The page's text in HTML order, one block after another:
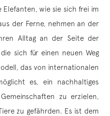
wie sie sich frei im
der Ferne, nehmen an der
Alltag an der Seite der
sich für einen neuen Weg
das von internationalen
es, ein nachhaltiges
zu erzielen,
zu gefährden. Es ist dem